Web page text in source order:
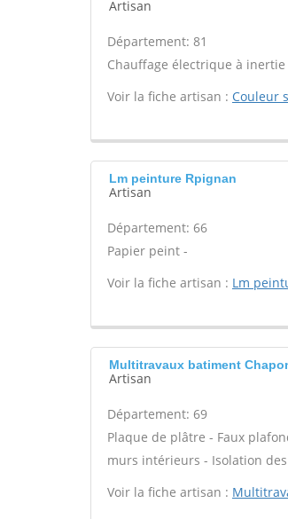
Artisan
Département: 81
Chauffage électrique à inertie
Voir la fiche artisan : Couleur
Lm peinture Rpignan
Artisan
Département: 66
Papier peint -
Voir la fiche artisan : Lm
Multitravaux batiment
Artisan
Département: 69
Plaque de plâtre - Faux
murs intérieurs - Isolation
Voir la fiche artisan :